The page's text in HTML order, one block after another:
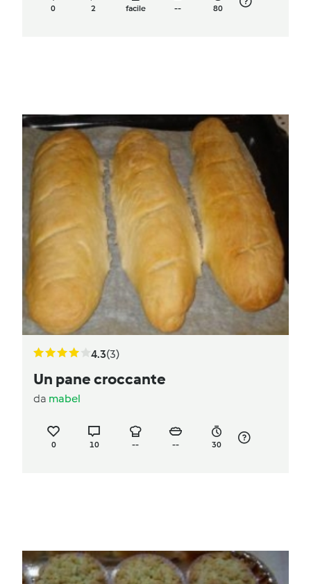
0 2 facile -- 80
4.3(3)
Un pane croccante
da mabel
0 10 -- -- 30